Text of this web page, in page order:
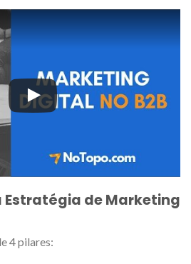
Estratégia de Marketing
4 pilares: